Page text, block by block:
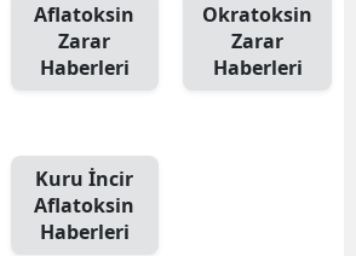
Aflatoksin
Zarar
Haberleri
Okratoksin
Zarar
Haberleri
Kuru İncir
Aflatoksin
Haberleri